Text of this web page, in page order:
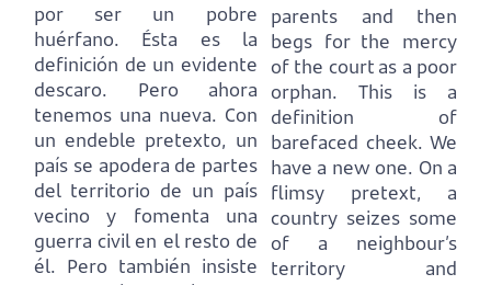
por ser un pobre
huérfano.
Ésta es la
definición de un evidente
descaro. Pero ahora
tenemos una nueva. Con
un endeble pretexto, un
país se apodera de partes
del territorio de un país
vecino y fomenta una
guerra civil en el resto de
él. Pero también insiste
parents and then
begs for the mercy
of the court as a poor
orphan.
This is a
definition of
barefaced cheek. We
have a new one. On a
flimsy pretext, a
country seizes some
of a neighbour’s
territory and